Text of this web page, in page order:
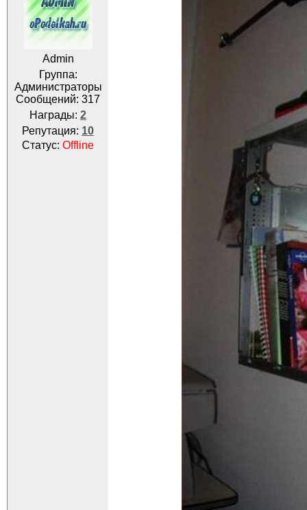
Admin
Группа:
Администраторы
Сообщений: 317
Награды: 2
Репутация: 10
Статус: Offline